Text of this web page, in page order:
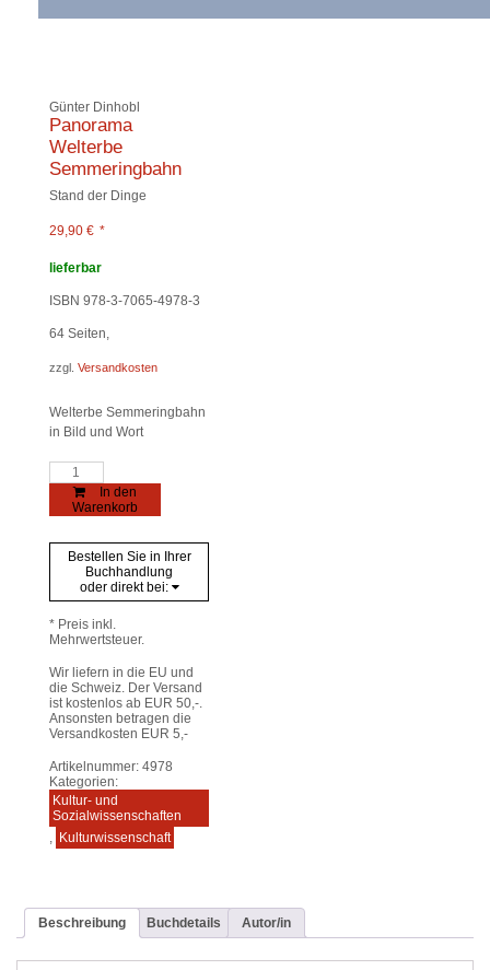
Günter Dinhobl
Panorama
Welterbe
Semmeringbahn
Stand der Dinge
29,90 € *
lieferbar
ISBN 978-3-7065-4978-3
64 Seiten,
zzgl. Versandkosten
Welterbe Semmeringbahn
in Bild und Wort
Panorama
Welterbe
Semmeringbahn
Menge
In den
Warenkorb
Bestellen Sie in Ihrer
Buchhandlung
oder direkt bei:
* Preis inkl.
Mehrwertsteuer.
Wir liefern in die EU und
die Schweiz. Der Versand
ist kostenlos ab EUR 50,-.
Ansonsten betragen die
Versandkosten EUR 5,-
Artikelnummer: 4978
Kategorien:
Kultur- und
Sozialwissenschaften
, Kulturwissenschaft
Beschreibung Buchdetails Autor/in